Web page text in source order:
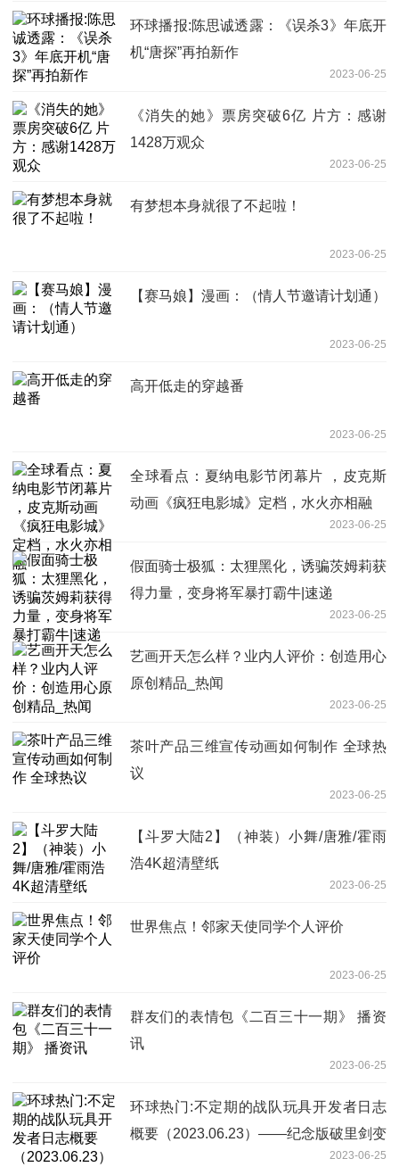
环球播报:陈思诚透露：《误杀3》年底开
机“唐探”再拍新作
2023-06-25
《消失的她》票房突破6亿 片方：感谢
1428万观众
2023-06-25
有梦想本身就很了不起啦！
2023-06-25
【赛马娘】漫画：（情人节邀请计划通）
2023-06-25
高开低走的穿越番
2023-06-25
全球看点：夏纳电影节闭幕片 ，皮克斯
动画《疯狂电影城》定档，水火亦相融
2023-06-25
假面骑士极狐：太狸黑化，诱骗茨姆莉获
得力量，变身将军暴打霸牛|速递
2023-06-25
艺画开天怎么样？业内人评价：创造用心
原创精品_热闻
2023-06-25
茶叶产品三维宣传动画如何制作 全球热
议
2023-06-25
【斗罗大陆2】（神装）小舞/唐雅/霍雨
浩4K超清壁纸
2023-06-25
世界焦点！邻家天使同学个人评价
2023-06-25
群友们的表情包《二百三十一期》 播资
讯
2023-06-25
环球热门:不定期的战队玩具开发者日志
概要（2023.06.23）——纪念版破里剑变
2023-06-25